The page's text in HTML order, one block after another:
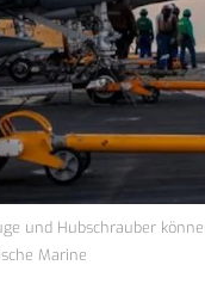
und Hubschrauber
Marine